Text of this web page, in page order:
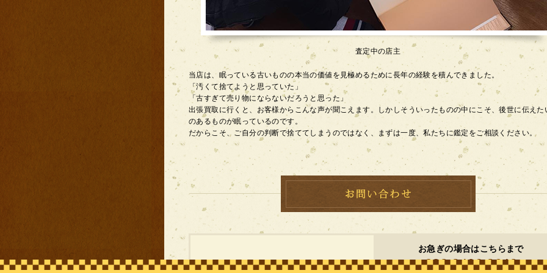
査定中の店主
当店は、眠っている古いものの本当の価値を見極めるために長年の経験を積んできました。
「汚くて捨てようと思っていた」
「古すぎて売り物にならないだろうと思った」
出張買取に行くと、お客様からこんな声が聞こえます。しかしそういったものの中にこそ、後世に伝えた
のあるものが眠っているのです。
だからこそ、ご自分の判断で捨ててしまうのではなく、まずは一度、私たちに鑑定をご相談ください。
古書・古本買取専用
お急ぎの場合はこちらまで
080-3466-3640